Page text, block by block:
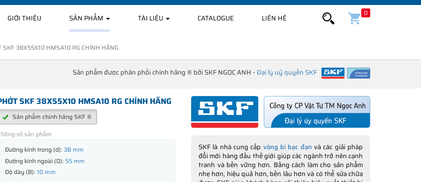
GIỚI THIỆU SẢN PHẨM TÀI LIỆU CATALOGUE LIÊN HỆ
0
SKF 38X55X10 HMSA10 RG CHÍNH HÃNG
Sản phẩm được phân phối chính hãng ® bởi SKF NGỌC ANH -Đại lý uỷ quyền SKF
SKF 38X55X10 HMSA10 RG CHÍNH HÃNG
Sản phẩm chính hãng SKF ®
số sản phẩm
Đường kính trong (d): 38 mm
Đường kính ngoài (D): 55 mm
Độ dày (B): 10 mm
SKF là nhà cung cấp vòng bi bạc đạn và các giải pháp
đổi mới hàng đầu thế giới giúp các ngành trở nên cạnh
tranh và bền vững hơn. Bằng cách làm cho sản phẩm
nhẹ hơn, hiệu quả hơn, bền lâu hơn và có thể sửa chữa